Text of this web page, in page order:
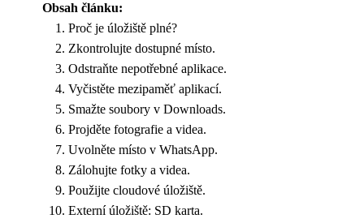
Obsah článku:
Proč je úložiště plné?
Zkontrolujte dostupné místo.
Odstraňte nepotřebné aplikace.
Vyčistěte mezipaměť aplikací.
Smažte soubory v Downloads.
Projděte fotografie a videa.
Uvolněte místo v WhatsApp.
Zálohujte fotky a videa.
Použijte cloudové úložiště.
Externí úložiště: SD karta.